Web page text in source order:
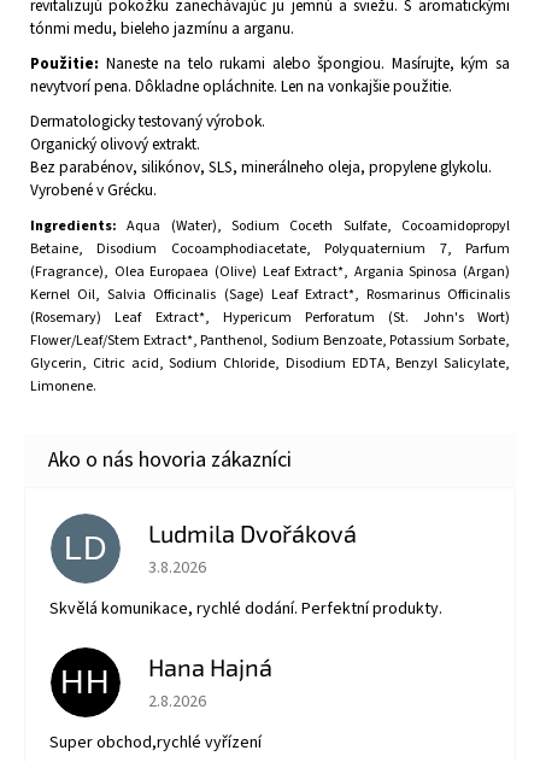
revitalizujú pokožku zanechávajúc ju jemnú a sviežu. S aromatickými
tónmi medu, bieleho jazmínu a arganu.
Použitie: Naneste na telo rukami alebo špongiou. Masírujte, kým sa
nevytvorí pena. Dôkladne opláchnite. Len na vonkajšie použitie.
Dermatologicky testovaný výrobok.
Organický olivový extrakt.
Bez parabénov, silikónov, SLS, minerálneho oleja, propylene glykolu.
Vyrobené v Grécku.
Ingredients:Aqua (Water), Sodium Coceth Sulfate, Cocoamidopropyl
Betaine, Disodium Cocoamphodiacetate, Polyquaternium 7, Parfum
(Fragrance), Olea Europaea (Olive) Leaf Extract*, Argania Spinosa (Argan)
Kernel Oil, Salvia Officinalis (Sage) Leaf Extract*, Rosmarinus Officinalis
(Rosemary) Leaf Extract*, Hypericum Perforatum (St. John's Wort)
Flower/Leaf/Stem Extract*, Panthenol, Sodium Benzoate, Potassium Sorbate,
Glycerin, Citric acid, Sodium Chloride, Disodium EDTA, Benzyl Salicylate,
Limonene.
LD Ludmila Dvořáková
Hodnotenie obchodu je 5 z 5 hviezdičiek.
3.8.2026
Skvělá komunikace, rychlé dodání. Perfektní produkty.
HH Hana Hajná
Hodnotenie obchodu je 5 z 5 hviezdičiek.
2.8.2026
Super obchod,rychlé vyřízení